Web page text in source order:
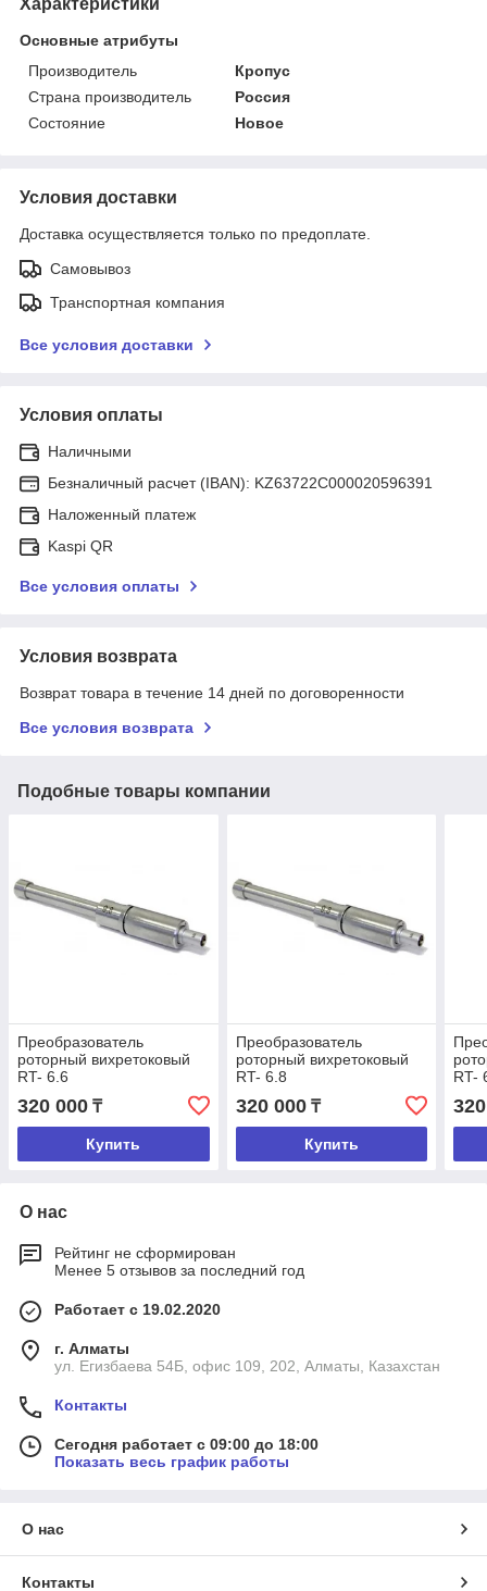
Основные атрибуты
Производитель
Кропус
Страна производитель
Россия
Состояние
Новое
Условия доставки
Доставка осуществляется только по предоплате.
Самовывоз
Транспортная компания
Все условия доставки
Условия оплаты
Наличными
Безналичный расчет (IBAN): KZ63722C000020596391
Наложенный платеж
Kaspi QR
Все условия оплаты
Условия возврата
Возврат товара в течение 14 дней по договоренности
Все условия возврата
Подобные товары компании
Преобразователь
роторный вихретоковый
RT- 6.6
320 000 ₸
Купить
Преобразователь
роторный вихретоковый
RT- 6.8
320 000₸
Купить
RT-
О нас
Рейтинг не сформирован
Менее 5 отзывов за последний год
Работает с 19.02.2020
г. Алматы
ул. Егизбаева 54Б, офис 109, 202, Алматы, Казахстан
Контакты
Сегодня работает с 09:00 до 18:00
Показать весь график работы
О нас
Контакты